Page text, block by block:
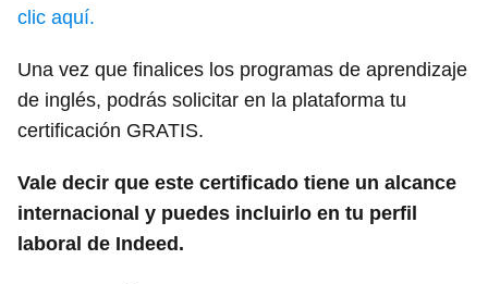
clic aquí.
Una vez que finalices los programas de aprendizaje
de inglés, podrás solicitar en la plataforma tu
certificación GRATIS.
Vale decir que este certificado tiene un alcance
internacional y puedes incluirlo en tu perfil
laboral de Indeed.